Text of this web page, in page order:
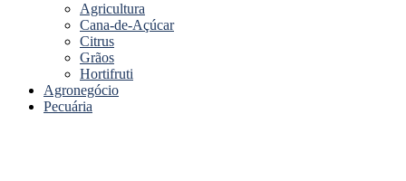
Agricultura
Cana-de-Açúcar
Citrus
Grãos
Hortifruti
Agronegócio
Pecuária